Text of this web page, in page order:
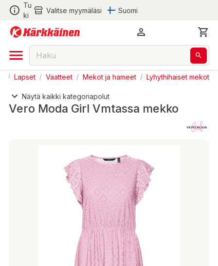
Tu
ki
Valitse myymäläsi Suomi
/ Lapset / Vaatteet / Mekot ja hameet / Lyhythihaiset mekot
Näytä kaikki kategoriapolut
Vero Moda Girl Vmtassa mekko